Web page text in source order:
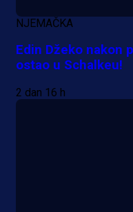
NJEMAČKA
Edin Džeko nakon
ostao u Schalkeu!
2 dan 16 h